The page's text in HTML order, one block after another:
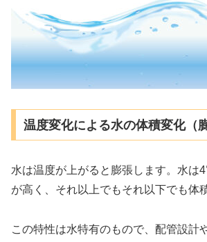
温度変化による水の体積変化（
水は温度が上がると膨張します。水は
が高く、それ以上でもそれ以下でも体
この特性は水特有のもので、配管設計